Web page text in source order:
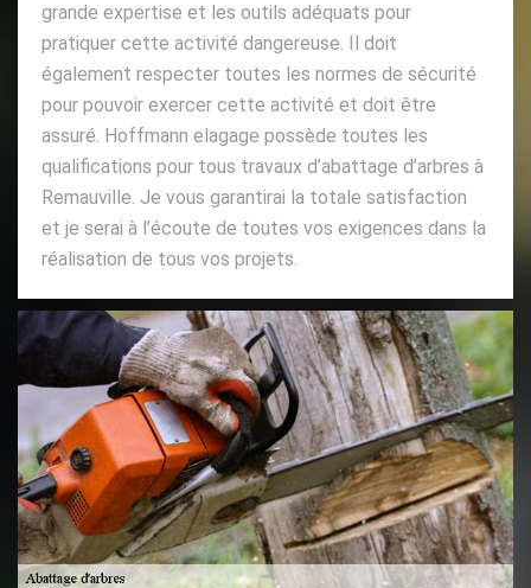
grande expertise et les outils adéquats pour
pratiquer cette activité dangereuse. Il doit
également respecter toutes les normes de sécurité
pour pouvoir exercer cette activité et doit être
assuré. Hoffmann elagage possède toutes les
qualifications pour tous travaux d’abattage d’arbres à
Remauville. Je vous garantirai la totale satisfaction
et je serai à l’écoute de toutes vos exigences dans la
réalisation de tous vos projets.